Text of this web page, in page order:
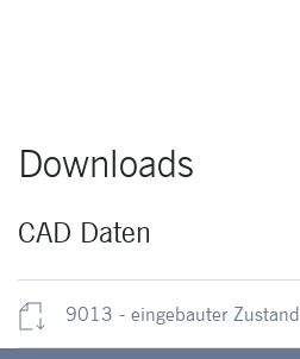
Downloads
CAD Daten
9013 - eingebauter Zustand